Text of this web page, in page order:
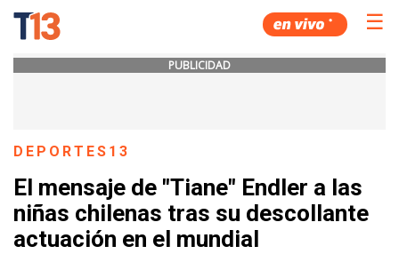
☰
PUBLICIDAD
DEPORTES13
El mensaje de "Tiane" Endler a las
niñas chilenas tras su descollante
actuación en el mundial